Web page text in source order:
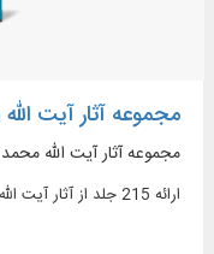
مجموعه آثار آیت
مجموعه آثار آیت ‌الله
ارائه 215 جلد از آثار آیت ‌الله محمّد محمّدی ری‌ شهری